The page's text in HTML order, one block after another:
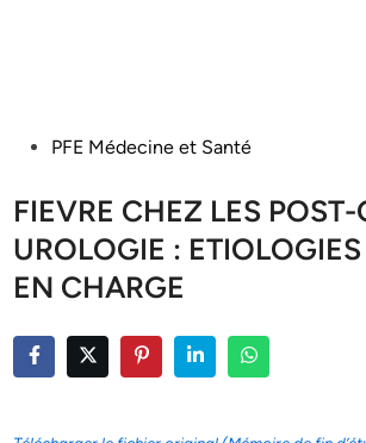
PostedPFE Médecine et Santé
FIEVRE CHEZ LES POST-
UROLOGIE : ETIOLOGIES
EN CHARGE